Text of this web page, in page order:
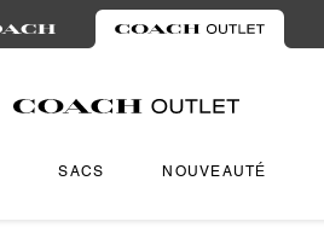
SACS NOUVEAUTÉ